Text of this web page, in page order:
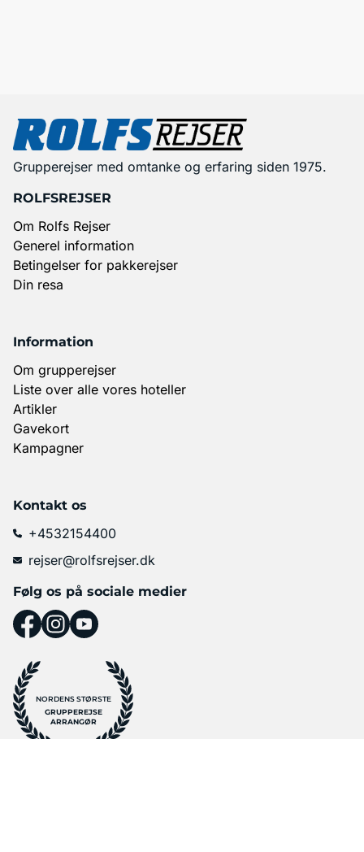
Grupperejser med omtanke og erfaring siden 1975.
ROLFSREJSER
Om Rolfs Rejser
Generel information
Betingelser for pakkerejser
Din resa
Information
Om grupperejser
Liste over alle vores hoteller
Artikler
Gavekort
Kampagner
Kontakt os
+4532154400
rejser@rolfsrejser.dk
Følg os på sociale medier
NORDENS STØRSTE
GRUPPEREJSE
ARRANGØR